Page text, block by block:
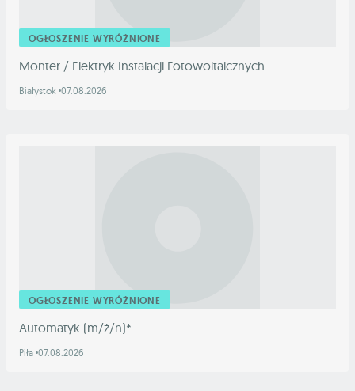
OGŁOSZENIE WYRÓŻNIONE
Monter / Elektryk Instalacji Fotowoltaicznych
Białystok 07.08.2026
OGŁOSZENIE WYRÓŻNIONE
Automatyk (m/ż/n)*
Piła 07.08.2026